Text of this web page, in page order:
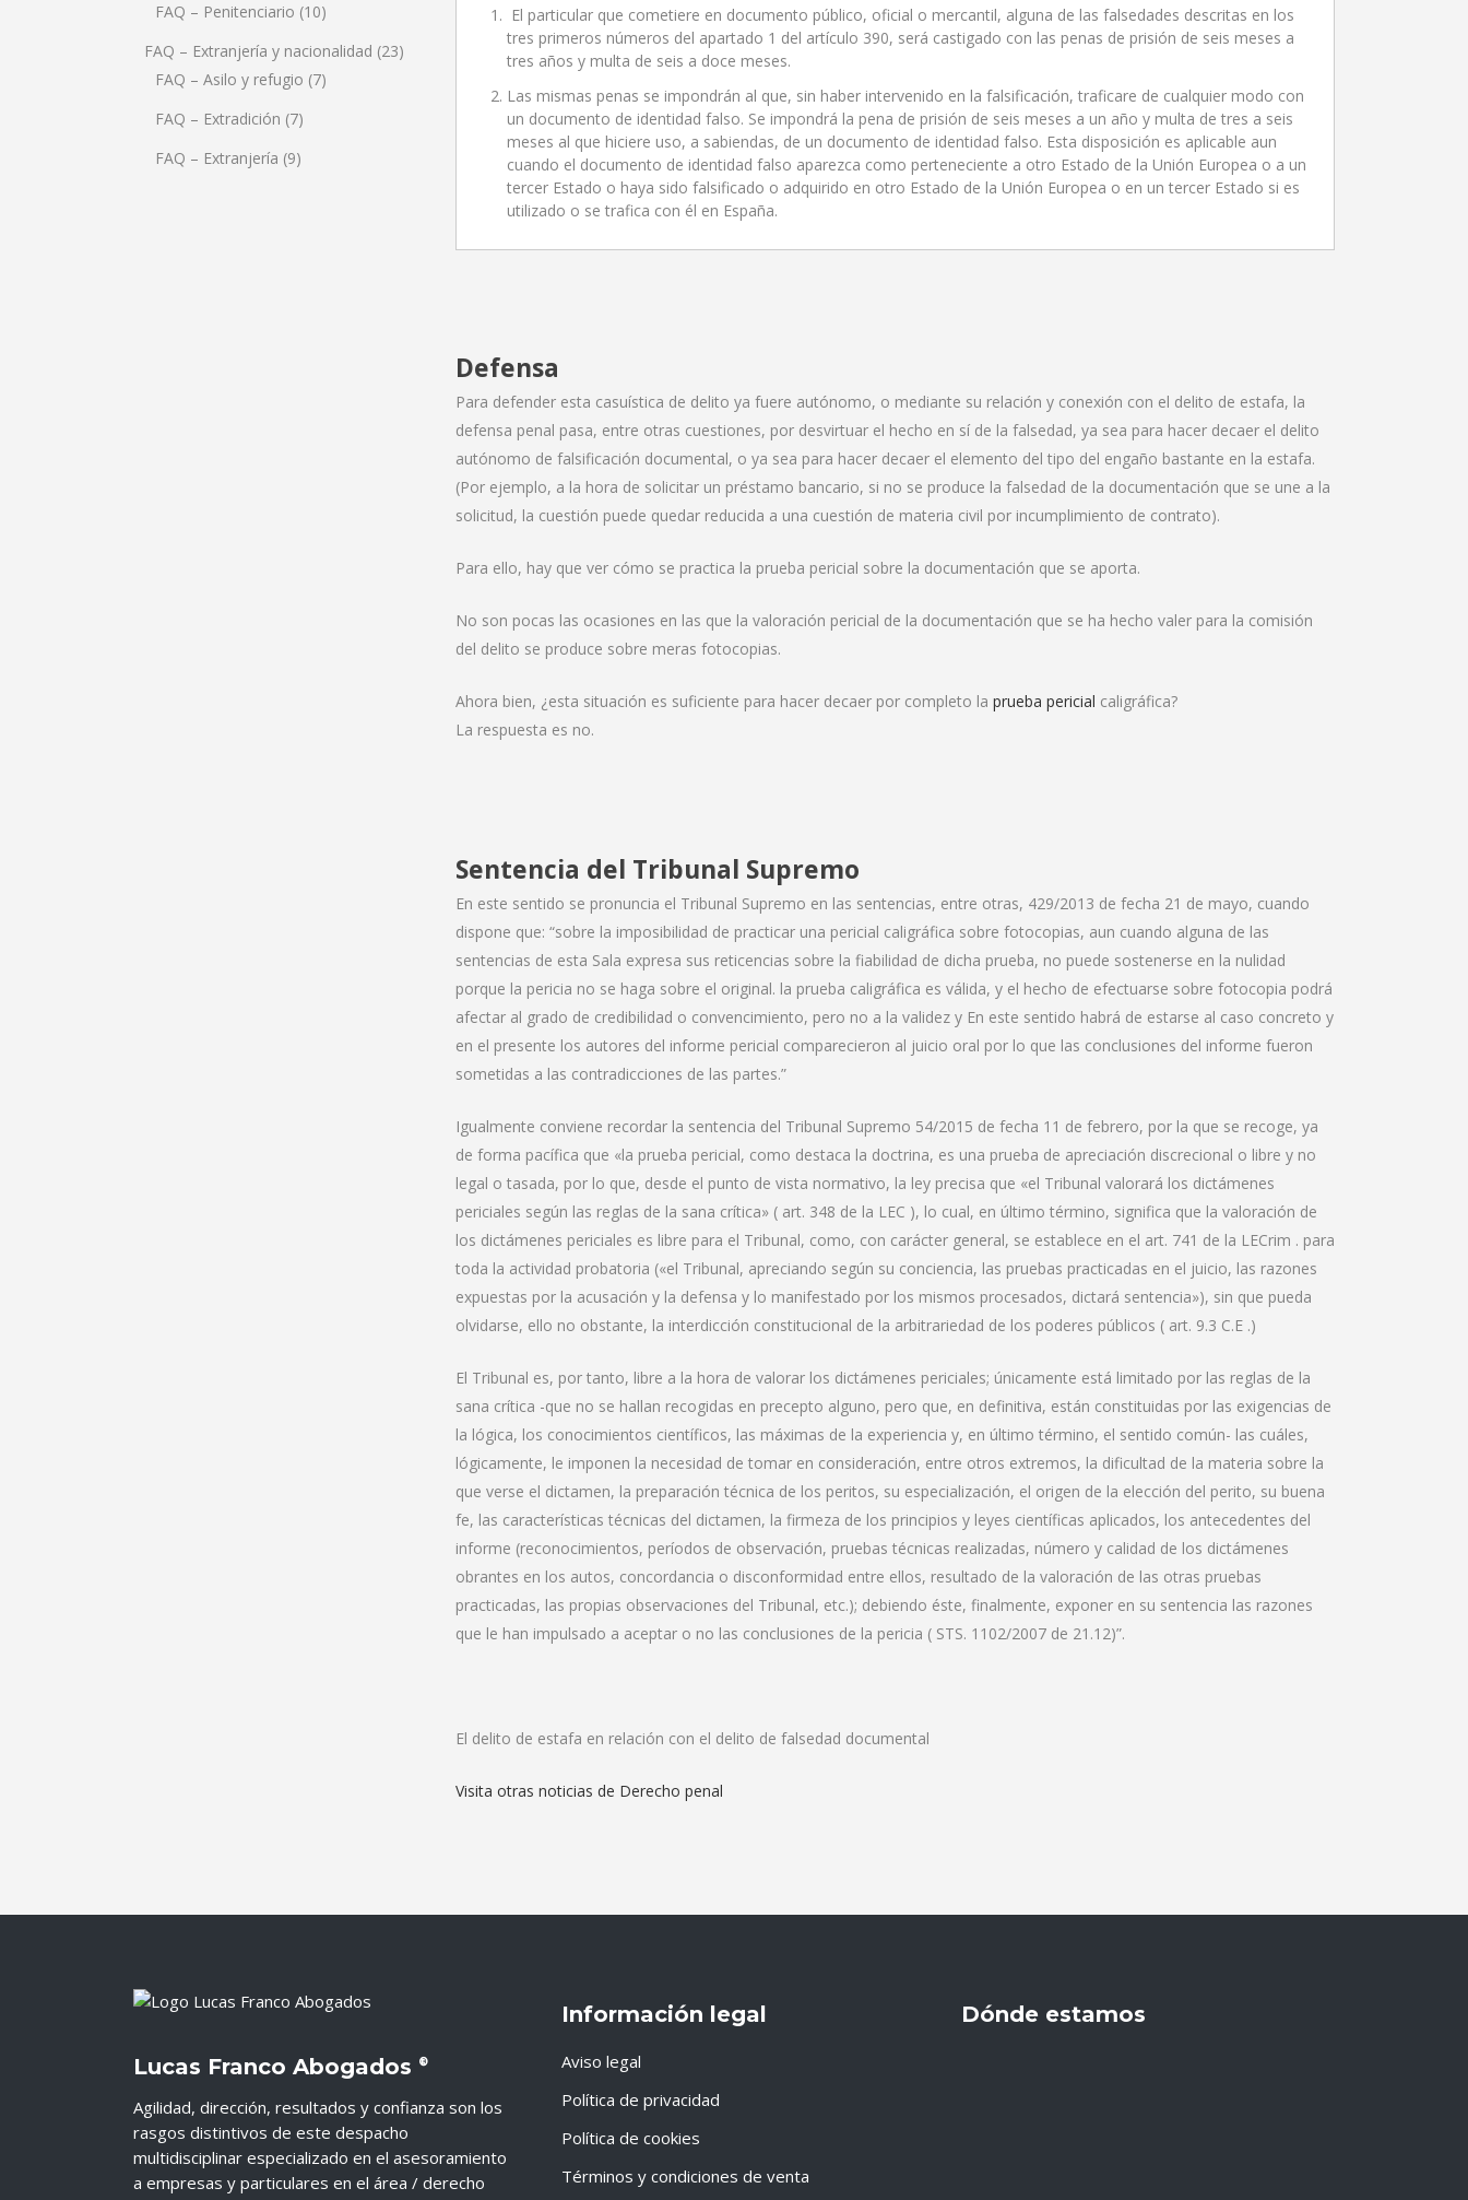
FAQ – Penitenciario (10)
FAQ – Extranjería y nacionalidad (23)
FAQ – Asilo y refugio (7)
FAQ – Extradición (7)
FAQ – Extranjería (9)
El particular que cometiere en documento público, oficial o mercantil, alguna de las falsedades descritas en los
tres primeros números del apartado 1 del artículo 390, será castigado con las penas de prisión de seis meses a
tres años y multa de seis a doce meses.
Las mismas penas se impondrán al que, sin haber intervenido en la falsificación, traficare de cualquier modo con
un documento de identidad falso. Se impondrá la pena de prisión de seis meses a un año y multa de tres a seis
meses al que hiciere uso, a sabiendas, de un documento de identidad falso. Esta disposición es aplicable aun
cuando el documento de identidad falso aparezca como perteneciente a otro Estado de la Unión Europea o a un
tercer Estado o haya sido falsificado o adquirido en otro Estado de la Unión Europea o en un tercer Estado si es
utilizado o se trafica con él en España.
Defensa
Para defender esta casuística de delito ya fuere autónomo, o mediante su relación y conexión con el delito de estafa, la
defensa penal pasa, entre otras cuestiones, por desvirtuar el hecho en sí de la falsedad, ya sea para hacer decaer el delito
autónomo de falsificación documental, o ya sea para hacer decaer el elemento del tipo del engaño bastante en la estafa.
(Por ejemplo, a la hora de solicitar un préstamo bancario, si no se produce la falsedad de la documentación que se une a la
solicitud, la cuestión puede quedar reducida a una cuestión de materia civil por incumplimiento de contrato).
Para ello, hay que ver cómo se practica la prueba pericial sobre la documentación que se aporta.
No son pocas las ocasiones en las que la valoración pericial de la documentación que se ha hecho valer para la comisión
del delito se produce sobre meras fotocopias.
Ahora bien, ¿esta situación es suficiente para hacer decaer por completo la prueba pericial caligráfica?
La respuesta es no.
Sentencia del Tribunal Supremo
En este sentido se pronuncia el Tribunal Supremo en las sentencias, entre otras, 429/2013 de fecha 21 de mayo, cuando
dispone que: “sobre la imposibilidad de practicar una pericial caligráfica sobre fotocopias, aun cuando alguna de las
sentencias de esta Sala expresa sus reticencias sobre la fiabilidad de dicha prueba, no puede sostenerse en la nulidad
porque la pericia no se haga sobre el original. la prueba caligráfica es válida, y el hecho de efectuarse sobre fotocopia podrá
afectar al grado de credibilidad o convencimiento, pero no a la validez y En este sentido habrá de estarse al caso concreto y
en el presente los autores del informe pericial comparecieron al juicio oral por lo que las conclusiones del informe fueron
sometidas a las contradicciones de las partes.”
Igualmente conviene recordar la sentencia del Tribunal Supremo 54/2015 de fecha 11 de febrero, por la que se recoge, ya
de forma pacífica que «la prueba pericial, como destaca la doctrina, es una prueba de apreciación discrecional o libre y no
legal o tasada, por lo que, desde el punto de vista normativo, la ley precisa que «el Tribunal valorará los dictámenes
periciales según las reglas de la sana crítica» ( art. 348 de la LEC ), lo cual, en último término, significa que la valoración de
los dictámenes periciales es libre para el Tribunal, como, con carácter general, se establece en el art. 741 de la LECrim . para
toda la actividad probatoria («el Tribunal, apreciando según su conciencia, las pruebas practicadas en el juicio, las razones
expuestas por la acusación y la defensa y lo manifestado por los mismos procesados, dictará sentencia»), sin que pueda
olvidarse, ello no obstante, la interdicción constitucional de la arbitrariedad de los poderes públicos ( art. 9.3 C.E .)
El Tribunal es, por tanto, libre a la hora de valorar los dictámenes periciales; únicamente está limitado por las reglas de la
sana crítica -que no se hallan recogidas en precepto alguno, pero que, en definitiva, están constituidas por las exigencias de
la lógica, los conocimientos científicos, las máximas de la experiencia y, en último término, el sentido común- las cuáles,
lógicamente, le imponen la necesidad de tomar en consideración, entre otros extremos, la dificultad de la materia sobre la
que verse el dictamen, la preparación técnica de los peritos, su especialización, el origen de la elección del perito, su buena
fe, las características técnicas del dictamen, la firmeza de los principios y leyes científicas aplicados, los antecedentes del
informe (reconocimientos, períodos de observación, pruebas técnicas realizadas, número y calidad de los dictámenes
obrantes en los autos, concordancia o disconformidad entre ellos, resultado de la valoración de las otras pruebas
practicadas, las propias observaciones del Tribunal, etc.); debiendo éste, finalmente, exponer en su sentencia las razones
que le han impulsado a aceptar o no las conclusiones de la pericia ( STS. 1102/2007 de 21.12)”.
El delito de estafa en relación con el delito de falsedad documental
Visita otras noticias de Derecho penal
Lucas Franco Abogados ®
Agilidad, dirección, resultados y confianza son los
rasgos distintivos de este despacho
multidisciplinar especializado en el asesoramiento
a empresas y particulares en el área / derecho
Información legal
Aviso legal
Política de privacidad
Política de cookies
Términos y condiciones de venta
Dónde estamos